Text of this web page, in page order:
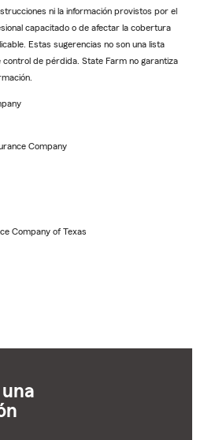
ni la información provistos por el
capacitado o de afectar la cobertura
Estas sugerencias no son una lista
de pérdida. State Farm no garantiza
Company
Company of Texas